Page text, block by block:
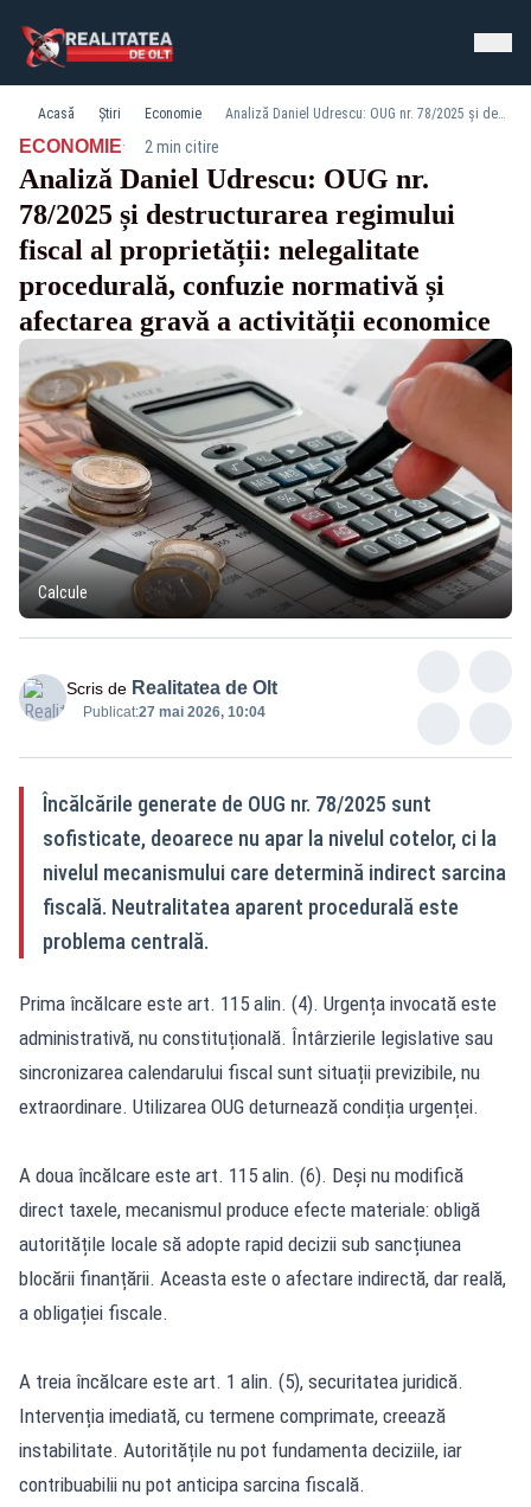
Acasă Știri Economie Analiză Daniel Udrescu: OUG nr. 78/2025 și destructurarea regimului fiscal al proprietății: nelegalitate procedurală, confuzie normativă și afectarea gravă a activității economice
ECONOMIE· 2 min citire
Analiză Daniel Udrescu: OUG nr.
78/2025 și destructurarea regimului
fiscal al proprietății: nelegalitate
procedurală, confuzie normativă și
afectarea gravă a activității economice
Calcule
Scris de Realitatea de Olt
Publicat:27 mai 2026, 10:04
Încălcările generate de OUG nr. 78/2025 sunt
sofisticate, deoarece nu apar la nivelul cotelor, ci la
nivelul mecanismului care determină indirect sarcina
fiscală. Neutralitatea aparent procedurală este
problema centrală.
Prima încălcare este art. 115 alin. (4). Urgența invocată este
administrativă, nu constituțională. Întârzierile legislative sau
sincronizarea calendarului fiscal sunt situații previzibile, nu
extraordinare. Utilizarea OUG deturnează condiția urgenței.
A doua încălcare este art. 115 alin. (6). Deși nu modifică
direct taxele, mecanismul produce efecte materiale: obligă
autoritățile locale să adopte rapid decizii sub sancțiunea
blocării finanțării. Aceasta este o afectare indirectă, dar reală,
a obligației fiscale.
A treia încălcare este art. 1 alin. (5), securitatea juridică.
Intervenția imediată, cu termene comprimate, creează
instabilitate. Autoritățile nu pot fundamenta deciziile, iar
contribuabilii nu pot anticipa sarcina fiscală.